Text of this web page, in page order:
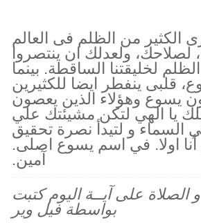
الكثير من الظلم فى العالم
لصلاحك، ولعدلك ان ينتصروا
لخليقتنا الساقطة. بينما
قلبى ينفطر ايضا للكثيرين
يسوع وهؤلاء الذين يعصون
يا الهي لتكن مشيئتك علي
السماء و لتيدأ نصرة تحقيق
اولا. في اسم يسوع اصلى.
آمين.
الصلاة على آيــة اليوم كتبت
بواسطة فيل وير